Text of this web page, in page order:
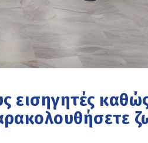
εισηγητές